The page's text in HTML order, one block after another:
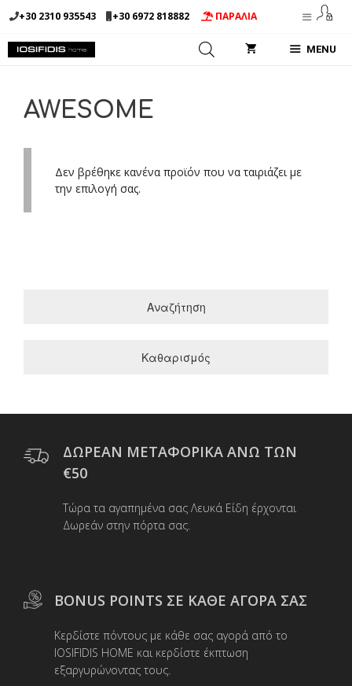
Μετάβαση
σε
περιεχόμενο
+30 2310 935543 +30 6972 818882 ΠΑΡΑΛΙΑ
MENU
AWESOME
Δεν βρέθηκε κανένα προϊόν που να ταιριάζει με
την επιλογή σας.
Αναζήτηση
Καθαρισμός
ΔΩΡΕΑΝ ΜΕΤΑΦΟΡΙΚΑ ΑΝΩ ΤΩΝ
€50
Τώρα τα αγαπημένα σας Λευκά Είδη έρχονται
Δωρεάν στην πόρτα σας.
BONUS POINTS ΣΕ ΚΑΘΕ ΑΓΟΡΑ ΣΑΣ
Κερδίστε πόντους με κάθε σας αγορά από το
IOSIFIDIS HOME και κερδίστε έκπτωση
εξαργυρώνοντας τους.